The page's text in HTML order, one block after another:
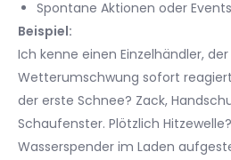
Spontane Aktionen oder
Beispiel:
Ich kenne einen Einzelhändler,
Wetterumschwung sofort
der erste Schnee? Zack,
Schaufenster. Plötzlich
Wasserspender im Laden